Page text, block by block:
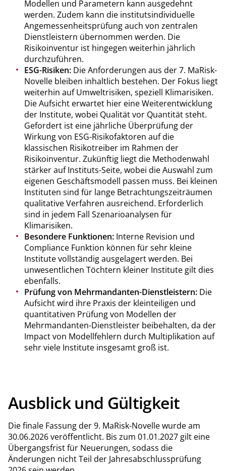
Modellen und Parametern kann ausgedehnt
werden. Zudem kann die institutsindividuelle
Angemessenheitsprüfung auch von zentralen
Dienstleistern übernommen werden. Die
Risikoinventur ist hingegen weiterhin jährlich
durchzuführen.
ESG-Risiken: Die Anforderungen aus der 7. MaRisk-
Novelle bleiben inhaltlich bestehen. Der Fokus liegt
weiterhin auf Umweltrisiken, speziell Klimarisiken.
Die Aufsicht erwartet hier eine Weiterentwicklung
der Institute, wobei Qualität vor Quantität steht.
Gefordert ist eine jährliche Überprüfung der
Wirkung von ESG-Risikofaktoren auf die
klassischen Risikotreiber im Rahmen der
Risikoinventur. Zukünftig liegt die Methodenwahl
stärker auf Instituts-Seite, wobei die Auswahl zum
eigenen Geschäftsmodell passen muss. Bei kleinen
Instituten sind für lange Betrachtungszeiträumen
qualitative Verfahren ausreichend. Erforderlich
sind in jedem Fall Szenarioanalysen für
Klimarisiken.
Besondere Funktionen: Interne Revision und
Compliance Funktion können für sehr kleine
Institute vollständig ausgelagert werden. Bei
unwesentlichen Töchtern kleiner Institute gilt dies
ebenfalls.
Prüfung von Mehrmandanten-Dienstleistern: Die
Aufsicht wird ihre Praxis der kleinteiligen und
quantitativen Prüfung von Modellen der
Mehrmandanten-Dienstleister beibehalten, da der
Impact von Modellfehlern durch Multiplikation auf
sehr viele Institute insgesamt groß ist.
Ausblick und Gültigkeit
Die finale Fassung der 9. MaRisk-Novelle wurde am
30.06.2026 veröffentlicht. Bis zum 01.01.2027 gilt eine
Übergangsfrist für Neuerungen, sodass die
Änderungen nicht Teil der Jahresabschlussprüfung